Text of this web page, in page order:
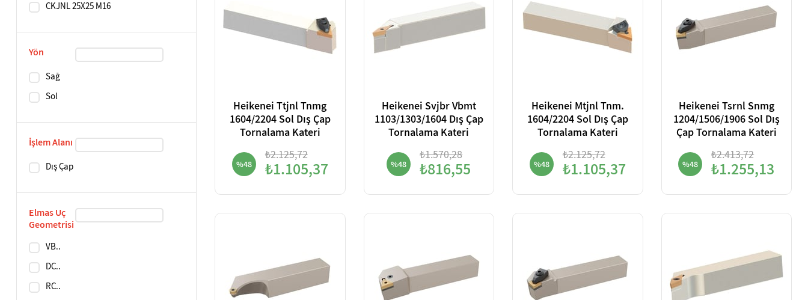
CKJNL 25X25 M16
Yön
Sağ
Sol
İşlem Alanı
Dış Çap
Elmas Uç
Geometrisi
VB..
DC..
RC..
Heikenei Ttjnl Tnmg
1604/2204 Sol Dış Çap
Tornalama Kateri
%48
₺2.125,72
₺1.105,37
Heikenei Svjbr Vbmt
1103/1303/1604 Dış Çap
Tornalama Kateri
%48
₺1.570,28
₺816,55
Heikenei Mtjnl Tnm.
1604/2204 Sol Dış Çap
Tornalama Kateri
%48
₺2.125,72
₺1.105,37
Heikenei Tsrnl Snmg
1204/1506/1906 Sol Dış
Çap Tornalama Kateri
%48
₺2.413,72
₺1.255,13